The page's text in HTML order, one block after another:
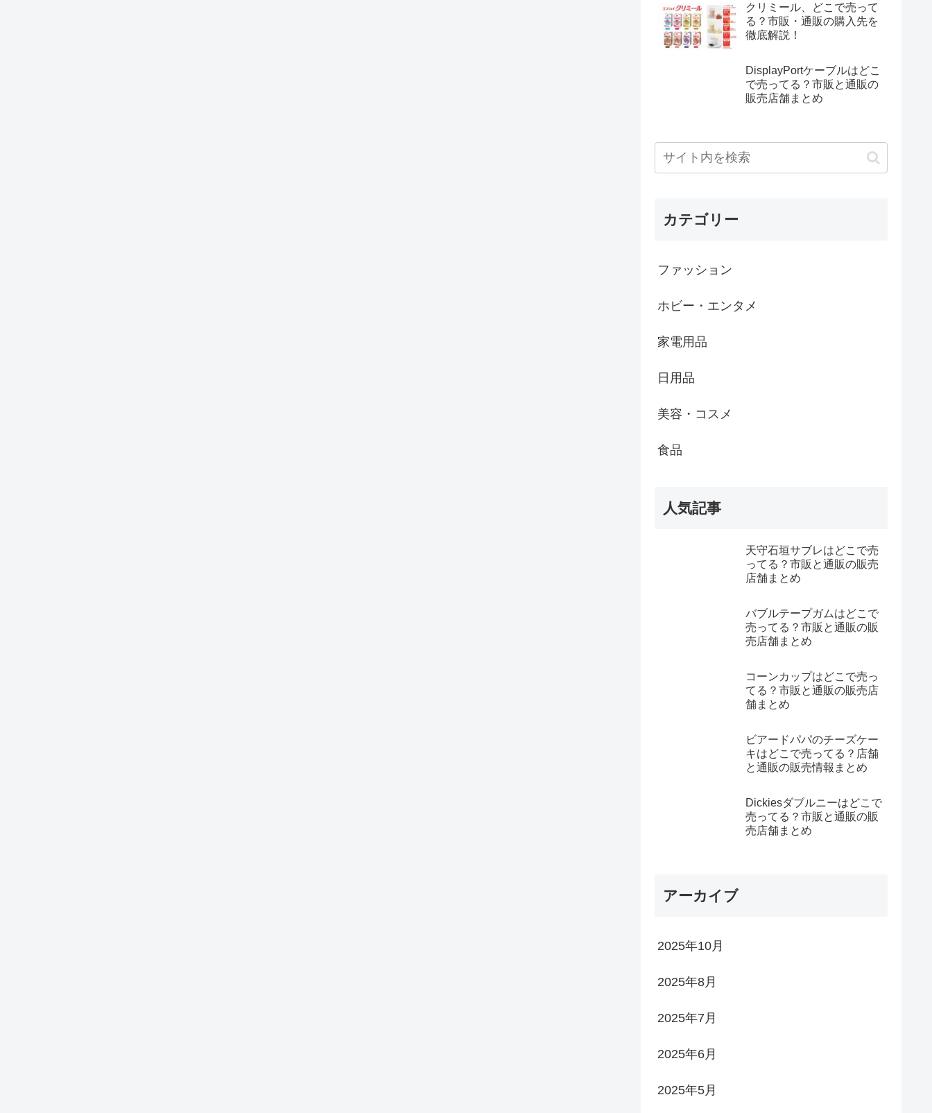
クリミール、どこで売って
る？市販・通販の購入先を
徹底解説！
DisplayPortケーブルはどこ
で売ってる？市販と通販の
販売店舗まとめ
カテゴリー
ファッション
ホビー・エンタメ
家電用品
日用品
美容・コスメ
食品
人気記事
天守石垣サブレはどこで売
ってる？市販と通販の販売
店舗まとめ
バブルテープガムはどこで
売ってる？市販と通販の販
売店舗まとめ
コーンカップはどこで売っ
てる？市販と通販の販売店
舗まとめ
ビアードパパのチーズケー
キはどこで売ってる？店舗
と通販の販売情報まとめ
Dickiesダブルニーはどこで
売ってる？市販と通販の販
売店舗まとめ
アーカイブ
2025年10月
2025年8月
2025年7月
2025年6月
2025年5月